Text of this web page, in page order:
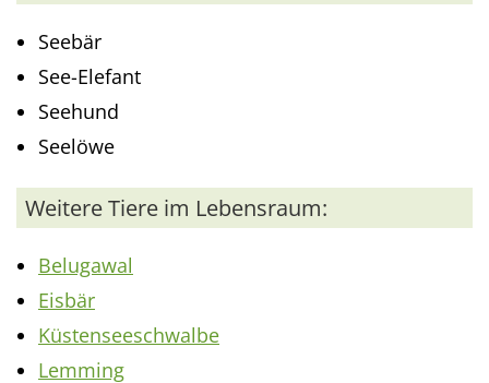
Seebär
See-Elefant
Seehund
Seelöwe
Weitere Tiere im Lebensraum:
Belugawal
Eisbär
Küstenseeschwalbe
Lemming